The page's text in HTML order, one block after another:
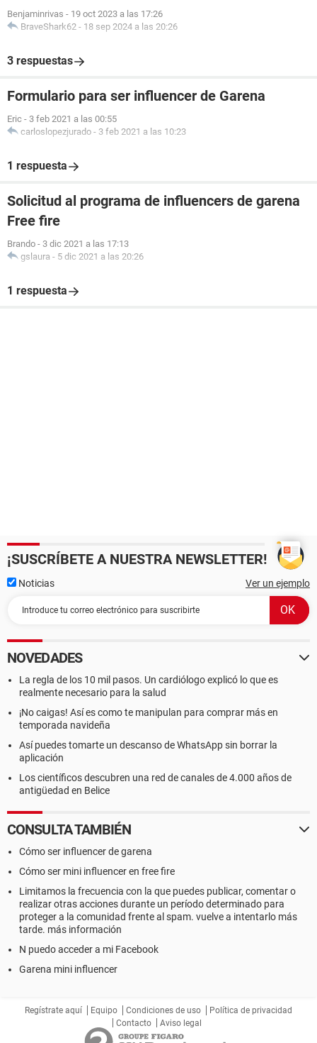
Benjaminrivas - 19 oct 2023 a las 17:26
BraveShark62 - 18 sep 2024 a las 20:26
3 respuestas
Formulario para ser influencer de Garena
Eric - 3 feb 2021 a las 00:55
carloslopezjurado - 3 feb 2021 a las 10:23
1 respuesta
Solicitud al programa de influencers de garena
Free fire
Brando - 3 dic 2021 a las 17:13
gslaura - 5 dic 2021 a las 20:26
1 respuesta
¡SUSCRÍBETE A NUESTRA NEWSLETTER!
Noticias Ver un ejemplo
NOVEDADES
La regla de los 10 mil pasos. Un cardiólogo explicó lo que es
realmente necesario para la salud
¡No caigas! Así es como te manipulan para comprar más en
temporada navideña
Así puedes tomarte un descanso de WhatsApp sin borrar la
aplicación
Los científicos descubren una red de canales de 4.000 años de
antigüedad en Belice
CONSULTA TAMBIÉN
Cómo ser influencer de garena
Cómo ser mini influencer en free fire
Limitamos la frecuencia con la que puedes publicar, comentar o
realizar otras acciones durante un período determinado para
proteger a la comunidad frente al spam. vuelve a intentarlo más
tarde. más información
N puedo acceder a mi Facebook
Garena mini influencer
Regístrate aquí Equipo Condiciones de uso
Política de privacidad
Contacto
Aviso legal